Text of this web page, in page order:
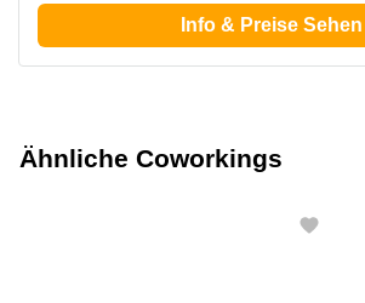
Info & Preise Sehen
Ähnliche Coworkings